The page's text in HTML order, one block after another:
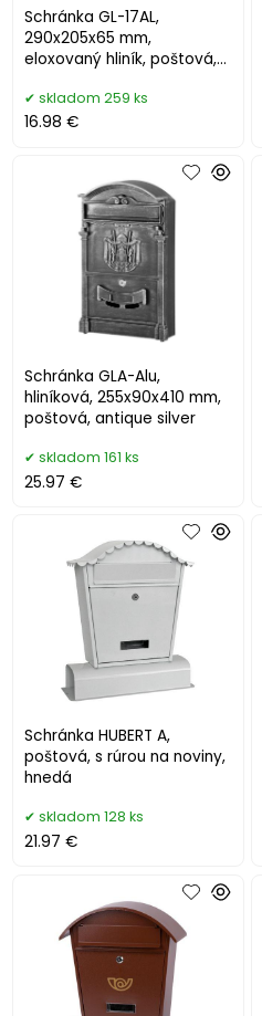
Schránka GL-17AL,
290x205x65 mm,
eloxovaný hliník, poštová,
skladom 259 ks
16.98 €
Schránka GLA-Alu,
hliníková, 255x90x410 mm,
poštová, antique silver
skladom 161 ks
25.97 €
Schránka HUBERT A,
poštová, s rúrou na noviny,
hnedá
skladom 128 ks
21.97 €